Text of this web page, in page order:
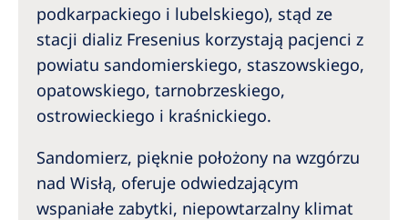
podkarpackiego i lubelskiego), stąd ze
stacji dializ Fresenius korzystają pacjenci z
powiatu sandomierskiego, staszowskiego,
opatowskiego, tarnobrzeskiego,
ostrowieckiego i kraśnickiego.
Sandomierz, pięknie położony na wzgórzu
nad Wisłą, oferuje odwiedzającym
wspaniałe zabytki, niepowtarzalny klimat